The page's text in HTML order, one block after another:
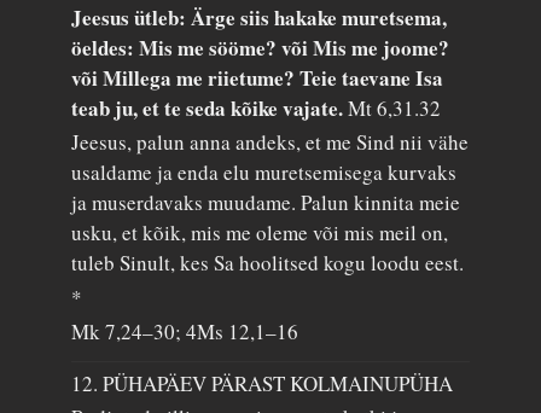
Jeesus ütleb: Ärge siis hakake muretsema,
öeldes: Mis me sööme? või Mis me joome?
või Millega me riietume? Teie taevane Isa
teab ju, et te seda kõike vajate.Mt 6,31.32
Jeesus, palun anna andeks, et me Sind nii vähe
usaldame ja enda elu muretsemisega kurvaks
ja muserdavaks muudame. Palun kinnita meie
usku, et kõik, mis me oleme või mis meil on,
tuleb Sinult, kes Sa hoolitsed kogu loodu eest.
*
Mk 7,24–30; 4Ms 12,1–16
12. PÜHAPÄEV PÄRAST KOLMAINUPÜHA